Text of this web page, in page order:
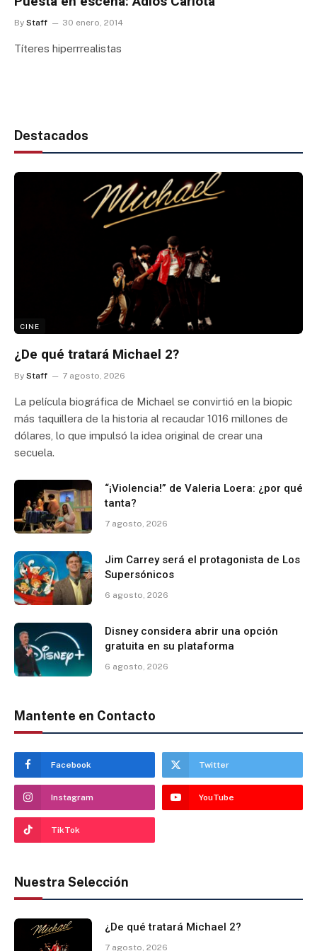
By Staff 30 enero, 2014
Títeres hiperrrealistas
Destacados
CINE
¿De qué tratará Michael 2?
By Staff 7 agosto, 2026
La película biográfica de Michael se convirtió en la biopic
más taquillera de la historia al recaudar 1016 millones de
dólares, lo que impulsó la idea original de crear una
secuela.
“¡Violencia!” de Valeria Loera: ¿por qué
tanta?
7 agosto, 2026
Jim Carrey será el protagonista de Los
Supersónicos
6 agosto, 2026
Disney considera abrir una opción
gratuita en su plataforma
6 agosto, 2026
Mantente en Contacto
Facebook Twitter
Instagram YouTube
TikTok
Nuestra Selección
¿De qué tratará Michael 2?
7 agosto, 2026